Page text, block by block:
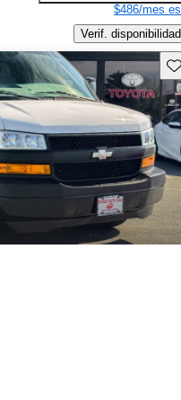
$486/mes
Verif. disponibilidad